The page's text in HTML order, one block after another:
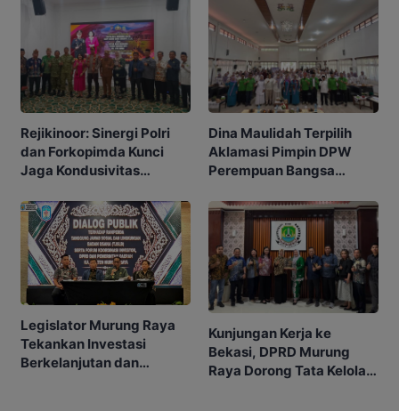
Rejikinoor: Sinergi Polri
dan Forkopimda Kunci
Jaga Kondusivitas
Dina Maulidah Terpilih
Aklamasi Pimpin DPW
Perempuan Bangsa
Legislator Murung Raya
Tekankan Investasi
Berkelanjutan dan
Kunjungan Kerja ke
Bekasi, DPRD Murung
Raya Dorong Tata Kelola